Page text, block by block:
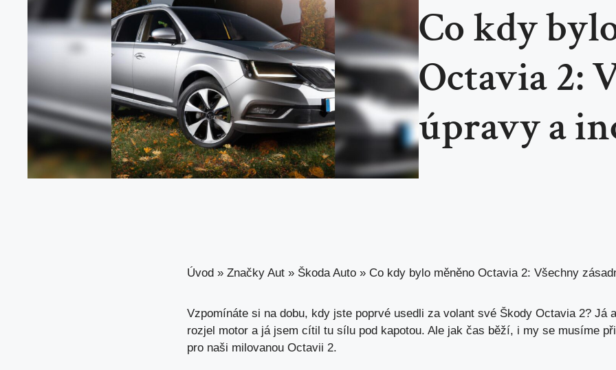
Co kdy
Octavia 2:
úpravy a
Úvod » Značky Aut » Škoda Auto » Co kdy bylo měněno Octavia 2: Všechny
Vzpomínáte si na dobu, kdy jste poprvé usedli za volant své Škody Octavia 2? Já
rozjel motor a já jsem cítil tu sílu pod kapotou. Ale jak čas běží, i my se musíme
pro naši milovanou Octavii 2.